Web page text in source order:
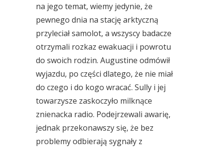
na jego temat, wiemy jedynie, że
pewnego dnia na stację arktyczną
przyleciał samolot, a wszyscy badacze
otrzymali rozkaz ewakuacji i powrotu
do swoich rodzin. Augustine odmówił
wyjazdu, po części dlatego, że nie miał
do czego i do kogo wracać. Sully i jej
towarzysze zaskoczyło milknące
znienacka radio. Podejrzewali awarię,
jednak przekonawszy się, że bez
problemy odbierają sygnały z